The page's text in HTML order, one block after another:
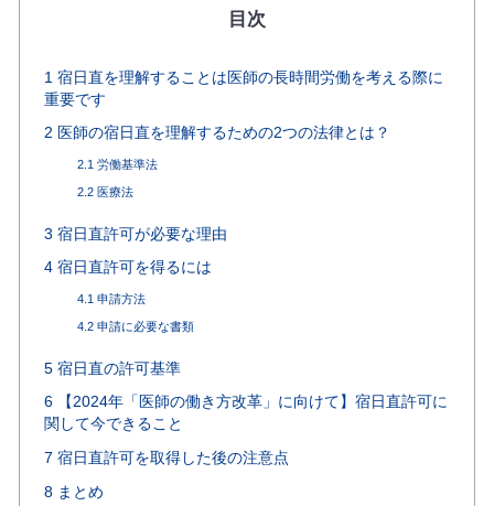
目次
1 宿日直を理解することは医師の長時間労働を考える際に
重要です
2 医師の宿日直を理解するための2つの法律とは？
2.1 労働基準法
2.2 医療法
3 宿日直許可が必要な理由
4宿日直許可を得るには
4.1 申請方法
4.2 申請に必要な書類
5宿日直の許可基準
6【2024年「医師の働き方改革」に向けて】宿日直許可に
関して今できること
7 宿日直許可を取得した後の注意点
8まとめ